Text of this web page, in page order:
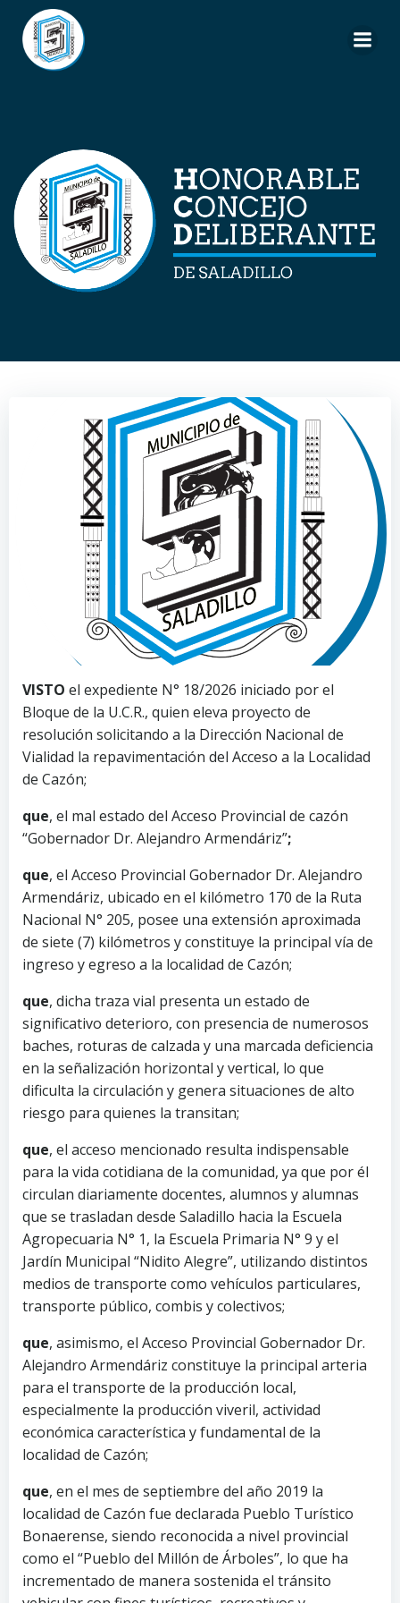
VISTO el expediente N° 18/2026 iniciado por el
Bloque de la U.C.R., quien eleva proyecto de
resolución solicitando a la Dirección Nacional de
Vialidad la repavimentación del Acceso a la Localidad
de Cazón;
que, el mal estado del Acceso Provincial de cazón
“Gobernador Dr. Alejandro Armendáriz”;
que, el Acceso Provincial Gobernador Dr. Alejandro
Armendáriz, ubicado en el kilómetro 170 de la Ruta
Nacional N° 205, posee una extensión aproximada
de siete (7) kilómetros y constituye la principal vía de
ingreso y egreso a la localidad de Cazón;
que, dicha traza vial presenta un estado de
significativo deterioro, con presencia de numerosos
baches, roturas de calzada y una marcada deficiencia
en la señalización horizontal y vertical, lo que
dificulta la circulación y genera situaciones de alto
riesgo para quienes la transitan;
que, el acceso mencionado resulta indispensable
para la vida cotidiana de la comunidad, ya que por él
circulan diariamente docentes, alumnos y alumnas
que se trasladan desde Saladillo hacia la Escuela
Agropecuaria N° 1, la Escuela Primaria N° 9 y el
Jardín Municipal “Nidito Alegre”, utilizando distintos
medios de transporte como vehículos particulares,
transporte público, combis y colectivos;
que, asimismo, el Acceso Provincial Gobernador Dr.
Alejandro Armendáriz constituye la principal arteria
para el transporte de la producción local,
especialmente la producción viveril, actividad
económica característica y fundamental de la
localidad de Cazón;
que, en el mes de septiembre del año 2019 la
localidad de Cazón fue declarada Pueblo Turístico
Bonaerense, siendo reconocida a nivel provincial
como el “Pueblo del Millón de Árboles”, lo que ha
incrementado de manera sostenida el tránsito